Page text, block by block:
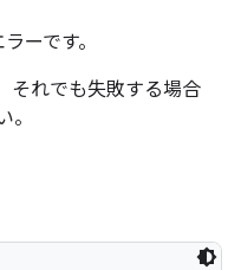
ーです。
それでも失敗する場合